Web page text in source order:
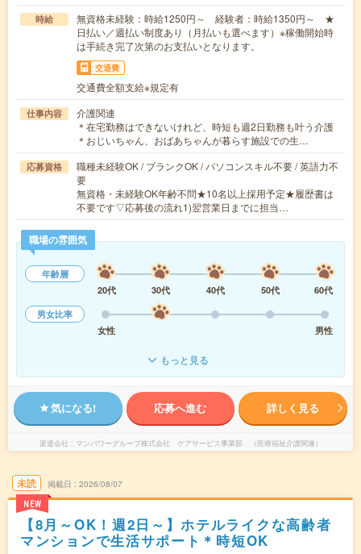
時給
無資格未経験：時給1250円～ 経験者：時給1350円～ ★
日払い／週払い制度あり（月払いも選べます）※稼働開始時
は手続き完了次第のお支払いとなります。
交通費
交通費全額支給※規定有
仕事内容
介護関連
＊在宅勤務はできないけれど、時短も週2日勤務も叶う介護
＊おじいちゃん、おばあちゃんが暮らす施設での生…
応募資格
職種未経験OK / ブランクOK / パソコンスキル不要 / 英語力不
要
無資格・未経験OK年齢不問★10名以上採用予定★履歴書は
不要です▽応募後の流れ1)翌営業日までに担当…
職場の雰囲気
年齢層
20代
30代 40代 50代
60代
男女比率
女性
男性
もっと見る
気になる! 応募へ進む 詳しく見る
派遣会社 マンパワーグループ株式会社 ケアサービス事業部 （医療福祉介護関連）
未読
NEW
掲載日 2026/08/07
【8月～OK！週2日～】ホテルライクな高齢者
マンションで生活サポート＊時短OK